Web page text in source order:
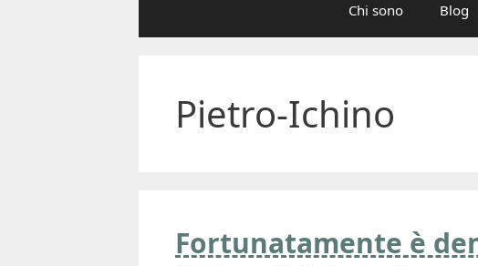
Chi sono Blog
Pietro-Ichino
Fortunatamente è